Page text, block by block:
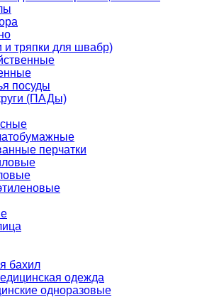
тряпки для швабр)
посуды
(ПАДы)
перчатки
бахил
одежда
одноразовые